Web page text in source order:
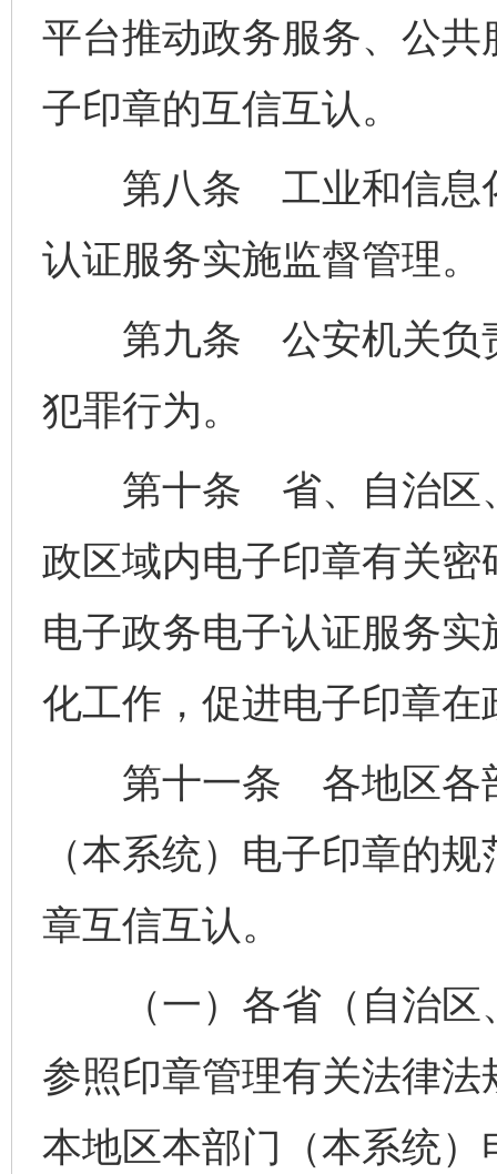
平台推动政务服务、公
子印章的互信互认。
第八条 工业和信息化
认证服务实施监督管理。
第九条 公安机关负责
犯罪行为。
第十条 省、自治区、
政区域内电子印章有关
电子政务电子认证服务
化工作，促进电子印章
第十一条 各地区各部
（本系统）电子印章的
章互信互认。
（一）各省（自治区
参照印章管理有关法律
本地区本部门（本系统